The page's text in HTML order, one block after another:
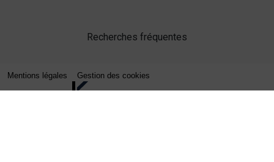
Recherches fréquentes
Mentions légales Gestion des cookies